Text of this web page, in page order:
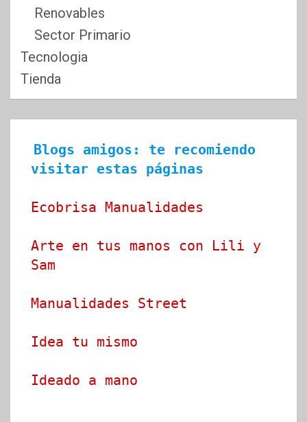
Renovables
Sector Primario
Tecnologia
Tienda
Blogs amigos: te recomiendo
visitar estas páginas
Ecobrisa Manualidades
Arte en tus manos con Lili y
Sam
Manualidades Street
Idea tu mismo
Ideado a mano